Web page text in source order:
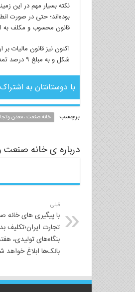
نکته بسیار مهم در این
بوده‌اند؛ حتی در صورت
قانون محسوب و مکلف به
اکنون نیز قانون مالیات
شکل و به مبلغ ۹ درصد تمدید شده تا قانون نهایی آن ابلاغ شود.
با دوستانتان به
برچسب خانه صنعت ،معدن
درباره ی خانه
قبلی
با پیگیری های
تجارت ایران؛تکلیف
بنگاه‌های تولیدی،
بانک‌ها ابلاغ خواهد